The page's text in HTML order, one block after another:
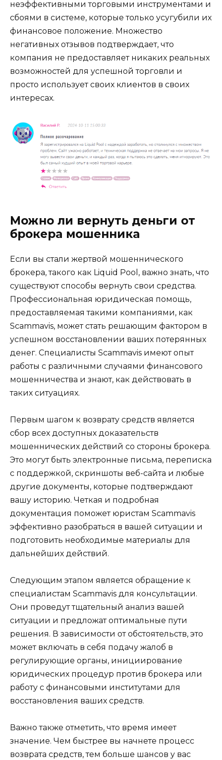
неэффективными торговыми инструментами и
сбоями в системе, которые только усугубили их
финансовое положение. Множество
негативных отзывов подтверждает, что
компания не предоставляет никаких реальных
возможностей для успешной торговли и
просто использует своих клиентов в своих
интересах.
Можно ли вернуть деньги от
брокера мошенника
Если вы стали жертвой мошеннического
брокера, такого как Liquid Pool, важно знать, что
существуют способы вернуть свои средства.
Профессиональная юридическая помощь,
предоставляемая такими компаниями, как
Scammavis, может стать решающим фактором в
успешном восстановлении ваших потерянных
денег. Специалисты Scammavis имеют опыт
работы с различными случаями финансового
мошенничества и знают, как действовать в
таких ситуациях.
Первым шагом к возврату средств является
сбор всех доступных доказательств
мошеннических действий со стороны брокера.
Это могут быть электронные письма, переписка
с поддержкой, скриншоты веб-сайта и любые
другие документы, которые подтверждают
вашу историю. Четкая и подробная
документация поможет юристам Scammavis
эффективно разобраться в вашей ситуации и
подготовить необходимые материалы для
дальнейших действий.
Следующим этапом является обращение к
специалистам Scammavis для консультации.
Они проведут тщательный анализ вашей
ситуации и предложат оптимальные пути
решения. В зависимости от обстоятельств, это
может включать в себя подачу жалоб в
регулирующие органы, инициирование
юридических процедур против брокера или
работу с финансовыми институтами для
восстановления ваших средств.
Важно также отметить, что время имеет
значение. Чем быстрее вы начнете процесс
возврата средств, тем больше шансов у вас